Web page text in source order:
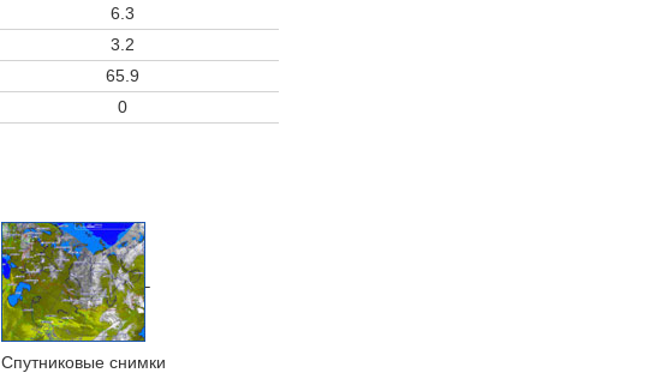
6.3
3.2
65.9
0
Cпутниковые снимки